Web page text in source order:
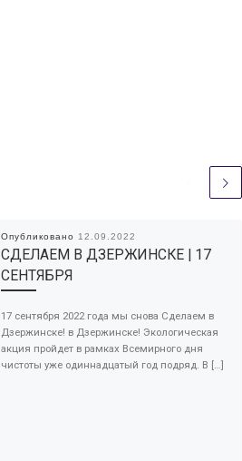
Опубликовано 12.09.2022
СДЕЛАЕМ В ДЗЕРЖИНСКЕ | 17
СЕНТЯБРЯ
17 сентября 2022 года мы снова Сделаем в
Дзержинске! в Дзержинске! Экологическая
акция пройдет в рамках Всемирного дня
чистоты уже одиннадцатый год подряд. В […]